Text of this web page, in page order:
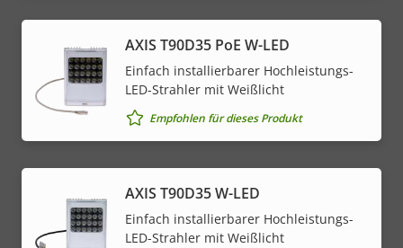
AXIS T90D35 PoE W-LED
Einfach installierbarer Hochleistungs-
LED-Strahler mit Weißlicht
Empfohlen für dieses Produkt
AXIS T90D35 W-LED
Einfach installierbarer Hochleistungs-
LED-Strahler mit Weißlicht